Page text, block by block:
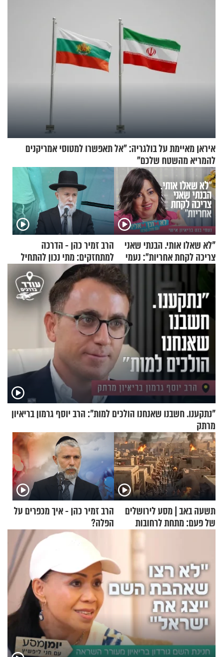
איראן מאיימת על בולגריה: "אל תאפשרו למטוסי אמריקנים
להמריא מהשטח שלכם"
"לא שאלו אותי. הבנתי שאני
צריכה לקחת אחריות": נעמי
בנט בריאיון אישי
הרב זמיר כהן - הדרכה
למתחזקים: מתי נכון להתחיל
עם לבישת הציצית?
"נתקענו. חשבנו שאנחנו הולכים למות": הרב יוסף גרמון בריאיון
מרתק
תשעה באב | מסע לירושלים
של פעם: מתחת לרחובות
הרב זמיר כהן - איך מכפרים על
הפלה?